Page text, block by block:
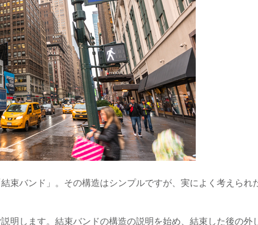
束バンド」。その構造はシンプルですが、実によく考えられ
明します。結束バンドの構造の説明を始め、結束した後の外